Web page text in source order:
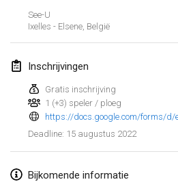
See-U
Ixelles - Elsene, België
Inschrijvingen
Gratis inschrijving
1 (+3) speler / ploeg
Deadline: 15 augustus 2022
Bijkomende informatie
MS v MÖLKPARKURU
4 feb. 2022|Tsjechië
GEANNULEERD
TangoMölkky
5 feb. 2022|Finland
Kohti Kisoja